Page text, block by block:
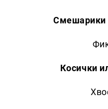
Смешарики
Косички